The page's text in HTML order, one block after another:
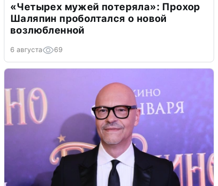
«Четырех мужей потеряла»: Прохор
Шаляпин проболтался о новой
возлюбленной
6 августа 69